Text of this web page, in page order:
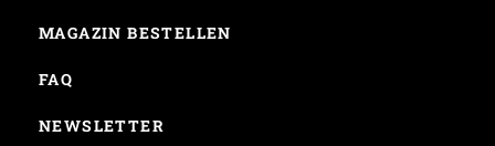
MAGAZIN BESTELLEN
FAQ
NEWSLETTER